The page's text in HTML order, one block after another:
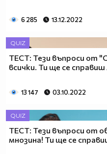
6 285 13.12.2022
QUIZ
ТЕСТ: Тези въпроси от
всички. Ти ще се справиш
13 147 03.10.2022
QUIZ
ТЕСТ: Тези въпроси от
мнозина! Ти ще се